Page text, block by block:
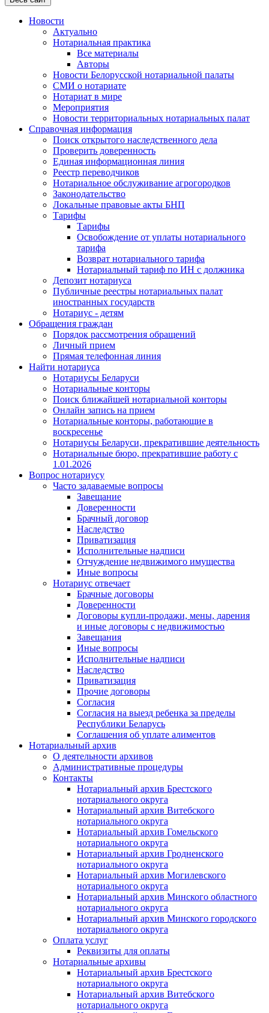
Новости
Актуально
Нотариальная практика
Все материалы
Авторы
Новости Белорусской нотариальной палаты
СМИ о нотариате
Нотариат в мире
Мероприятия
Новости территориальных нотариальных палат
Справочная информация
Поиск открытого наследственного дела
Проверить доверенность
Единая информационная линия
Реестр переводчиков
Нотариальное обслуживание агрогородков
Законодательство
Локальные правовые акты БНП
Тарифы
Тарифы
Освобождение от уплаты нотариального
тарифа
Возврат нотариального тарифа
Нотариальный тариф по ИН с должника
Депозит нотариуса
Публичные реестры нотариальных палат
иностранных государств
Нотариус - детям
Обращения граждан
Порядок рассмотрения обращений
Личный прием
Прямая телефонная линия
Найти нотариуса
Нотариусы Беларуси
Нотариальные конторы
Поиск ближайшей нотариальной конторы
Онлайн запись на прием
Нотариальные конторы, работающие в
воскресенье
Нотариусы Беларуси, прекратившие деятельность
Нотариальные бюро, прекратившие работу с
1.01.2026
Вопрос нотариусу
Часто задаваемые вопросы
Завещание
Доверенности
Брачный договор
Наследство
Приватизация
Исполнительные надписи
Отчуждение недвижимого имущества
Иные вопросы
Нотариус отвечает
Брачные договоры
Доверенности
Договоры купли-продажи, мены, дарения
и иные договоры с недвижимостью
Завещания
Иные вопросы
Исполнительные надписи
Наследство
Приватизация
Прочие договоры
Согласия
Согласия на выезд ребенка за пределы
Республики Беларусь
Соглашения об уплате алиментов
Нотариальный архив
О деятельности архивов
Административные процедуры
Контакты
Нотариальный архив Брестского
нотариального округа
Нотариальный архив Витебского
нотариального округа
Нотариальный архив Гомельского
нотариального округа
Нотариальный архив Гродненского
нотариального округа
Нотариальный архив Могилевского
нотариального округа
Нотариальный архив Минского областного
нотариального округа
Нотариальный архив Минского городского
нотариального округа
Оплата услуг
Реквизиты для оплаты
Нотариальные архивы
Нотариальный архив Брестского
нотариального округа
Нотариальный архив Витебского
нотариального округа